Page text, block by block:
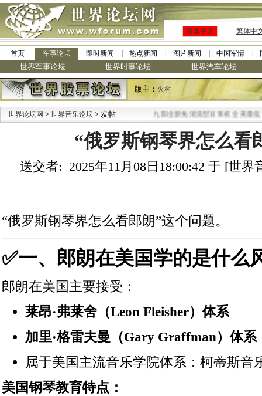
简体中文 繁体中
首页 军事论坛 即时新闻 热点新闻 图片新闻 中国军情
世界军事论坛 世界时事论坛 世界汽车论坛
版主： 火树
世界论坛网 > 世界音乐论坛 > 发帖 九阳全新免清洗型豆浆机 全美最低
“俄罗斯钢琴界怎么看
送交者: 2025年11月08日18:00:42 于 [世
“俄罗斯钢琴界怎么看郎朗”这个问题。
✅一、郎朗在美国学的是什么
郎朗在美国主要接受：
莱昂·弗莱舍（Leon Fleisher）体系
加里·格雷夫曼（Gary Graffman）体系
属于美国主流音乐学院体系：柯蒂斯音
美国钢琴教育特点：